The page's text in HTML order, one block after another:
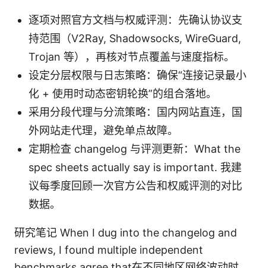
逐项对照官方文档与权威评测：先确认协议支
持范围（V2Ray, Shadowsocks, WireGuard,
Trojan 等），再核对节点覆盖与速度指标。
设定分层权限与日志策略：确保“连接记录最小
化 + 使用时动态密钥轮换”的组合落地。
采用分段代理与分流策略：国内网站直连，国
外网站走代理，避免单点故障。
定期检查 changelog 与评测更新：What the
spec sheets actually say is important. 我建
议每季度回顾一次官方公告和权威评测的对比
数据。
研究笔记 When I dug into the changelog and
reviews, I found multiple independent